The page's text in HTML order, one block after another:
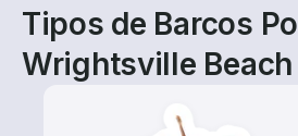
Tipos de Barcos
Wrightsville Beach